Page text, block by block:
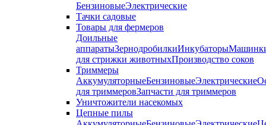
БензиновыеЭлектрические
Тачки садовые
Товары для фермеров
Доильные
аппаратыЗернодробилкиИнкубаторы
для стрижки животныхПроизводство соков
Триммеры
АккумуляторныеБензиновыеЭлектрические
для триммеровЗапчасти для триммеров
Уничтожители насекомых
Цепные пилы